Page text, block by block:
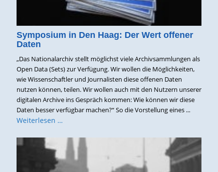
Symposium in Den Haag: Der Wert offener
Daten
„Das Nationalarchiv stellt möglichst viele Archivsammlungen als
Open Data (Sets) zur Verfügung. Wir wollen die Möglichkeiten,
wie Wissenschaftler und Journalisten diese offenen Daten
nutzen können, teilen. Wir wollen auch mit den Nutzern unserer
digitalen Archive ins Gespräch kommen: Wie können wir diese
Daten besser verfügbar machen?“ So die Vorstellung eines ...
Weiterlesen …